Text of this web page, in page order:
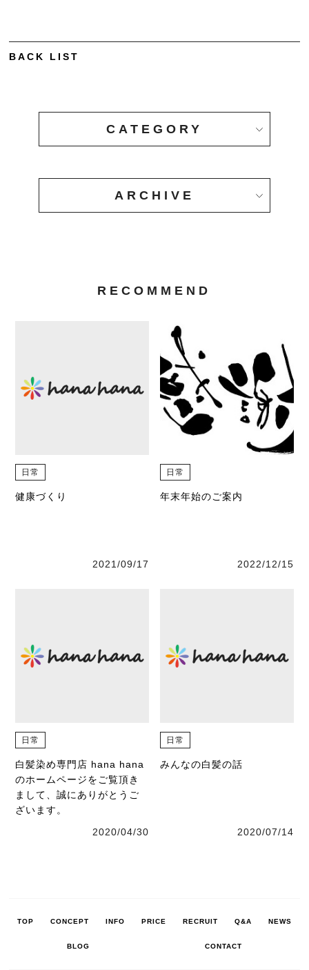
BACK LIST
CATEGORY
ARCHIVE
RECOMMEND
日常
健康づくり
2021/09/17
日常
年末年始のご案内
2022/12/15
日常
白髪染め専門店 hana hana
のホームページをご覧頂き
まして、誠にありがとうご
ざいます。
2020/04/30
日常
みんなの白髪の話
2020/07/14
TOP CONCEPT INFO PRICE RECRUIT Q&A NEWS
BLOG CONTACT